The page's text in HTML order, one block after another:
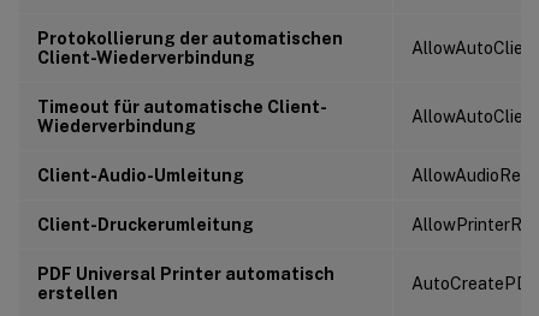
Protokollierung der automatischen
Client-Wiederverbindung
Timeout für automatische Client-
Wiederverbindung
Client-Audio-Umleitung
Client-Druckerumleitung
PDF Universal Printer automatisch
erstellen